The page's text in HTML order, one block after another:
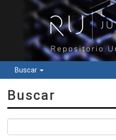
Buscar
Buscar